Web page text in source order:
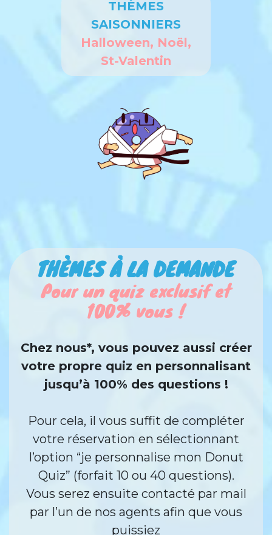
THÈMES
SAISONNIERS
Halloween, Noël,
St-Valentin
THÈMES À LA DEMANDE
Pour un quiz exclusif et
100% vous !
Chez nous*, vous pouvez aussi créer
votre propre quiz en personnalisant
jusqu’à 100% des questions !
Pour cela, il vous suffit de compléter
votre réservation en sélectionnant
l’option “je personnalise mon Donut
Quiz” (forfait 10 ou 40 questions).
Vous serez ensuite contacté par mail
par l’un de nos agents afin que vous
puissiez